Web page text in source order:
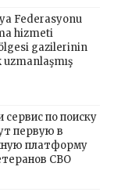
Federasyonu
hizmeti
gazilerinin
uzmanlaşmış
по поиску
первую в
платформу
СВО